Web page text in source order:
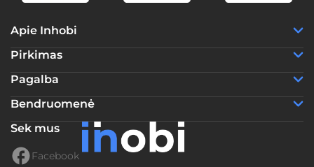
Apie Inhobi
Pirkimas
Pagalba
Bendruomenė
Sek mus
Facebook